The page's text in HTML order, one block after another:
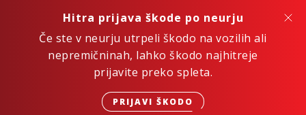
Hitra prijava škode po neurju
Če ste v neurju utrpeli škodo na vozilih ali
nepremičninah, lahko škodo najhitreje
prijavite preko spleta.
PRIJAVI ŠKODO